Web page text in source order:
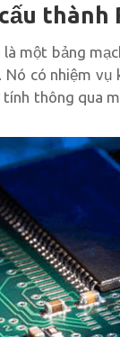
thành
một bảng
Nó có nhiệm vụ
thông qua